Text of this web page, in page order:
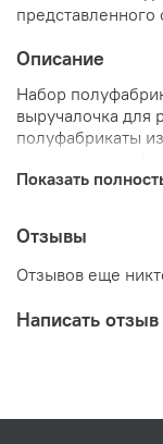
представленного
Описание
Набор
выручалочка для
полуфабрикаты
приобрести у вас
растительные
в общем все то,
По сути, все это
нашей
оставаясь
своих детей и
Показать
Отзывы
Отзывов еще
Написать отзыв